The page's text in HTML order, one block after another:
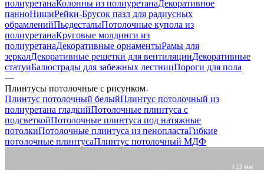
полиуретанаКолонны из полиуретанаДекоративное
панноНишиРейки-Брусок пазл для радиусных
обрамленийПьедесталыПотолочные купола из
полиуретанаКруговые молдинги из
полиуретанаДекоративные орнаментыРамы для
зеркалДекоративные решетки для вентиляцииДекоративные
статуиБалюстрады для забежных лестницПороги для пола
—
Плинтусы потолочные с рисунком
Плинтус потолочный белыйПлинтус потолочный из
полиуретана гладкийПотолочные плинтуса с
подсветкойПотолочные плинтуса под натяжные
потолкиПотолочные плинтуса из пенопластаГибкие
потолочные плинтусаПлинтус потолочный МДФ